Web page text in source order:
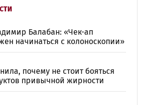
Балабан: «Чек-ап
начинаться с колоноскопии»
почему не стоит бояться
привычной жирности